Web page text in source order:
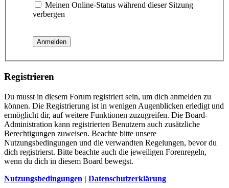
Meinen Online-Status während dieser Sitzung
verbergen
Registrieren
Du musst in diesem Forum registriert sein, um dich anmelden zu
können. Die Registrierung ist in wenigen Augenblicken erledigt und
ermöglicht dir, auf weitere Funktionen zuzugreifen. Die Board-
Administration kann registrierten Benutzern auch zusätzliche
Berechtigungen zuweisen. Beachte bitte unsere
Nutzungsbedingungen und die verwandten Regelungen, bevor du
dich registrierst. Bitte beachte auch die jeweiligen Forenregeln,
wenn du dich in diesem Board bewegst.
Nutzungsbedingungen | Datenschutzerklärung